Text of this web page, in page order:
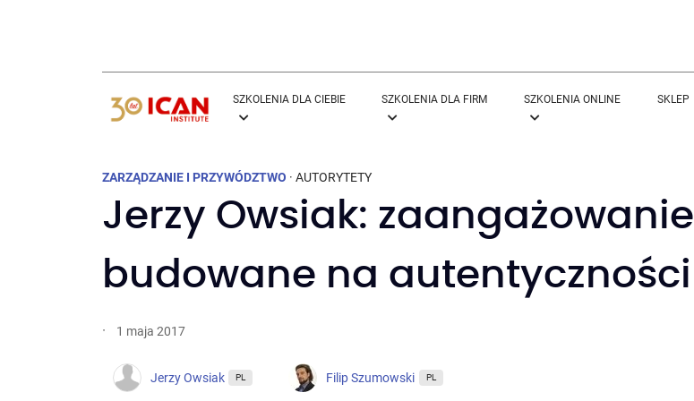
SZKOLENIA DLA CIEBIE SZKOLENIA DLA FIRM SZKOLENIA ONLINE SKLEP
ZARZĄDZANIE I PRZYWÓDZTWO · AUTORYTETY
Jerzy Owsiak: zaangażowanie
budowane na autentyczności
· 1 maja 2017
Jerzy Owsiak PL Filip Szumowski PL